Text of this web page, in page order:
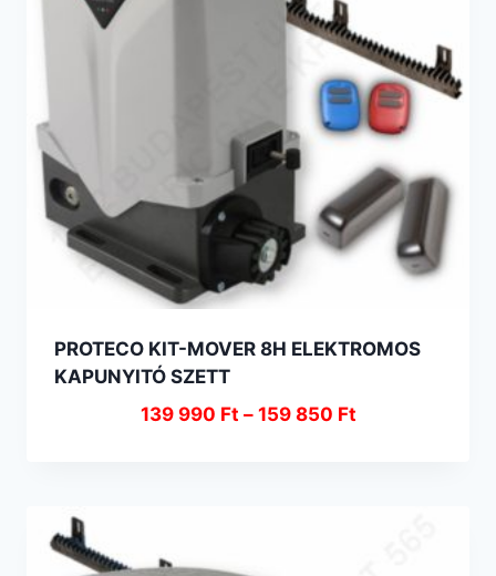
PROTECO KIT-MOVER 8H ELEKTROMOS
KAPUNYITÓ SZETT
139 990 Ft – 159 850 Ft